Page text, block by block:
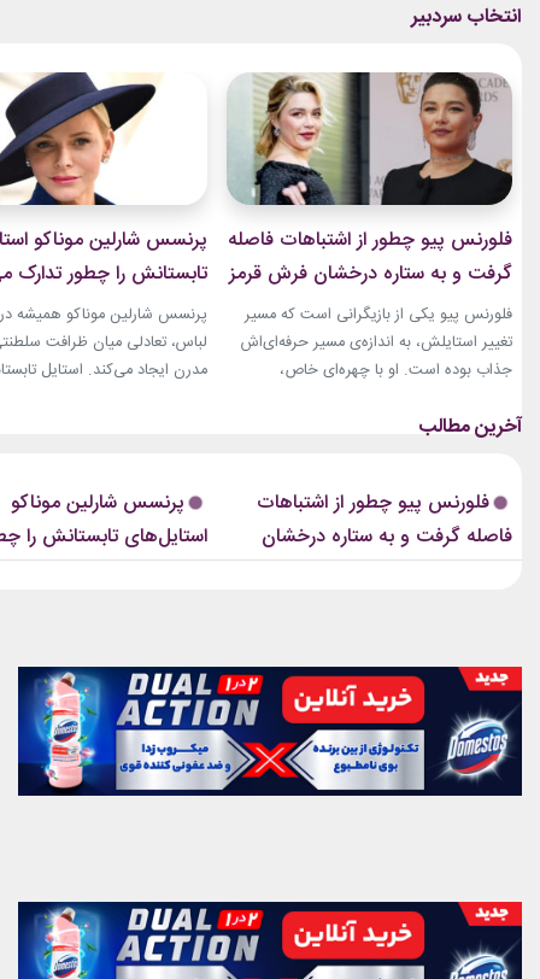
فلورنس پیو چطور از اشتباهات فاصله
گرفت و به ستاره درخشان فرش قرمز
تبدیل شد؟
فلورنس پیو یکی از بازیگرانی است که مسیر
تغییر استایلش، به اندازه‌ی مسیر حرفه‌ای‌اش
جذاب بوده است. او با چهره‌ای خاص،
دنیای سینما دیده شد؛ اما در سال‌های ابتدایی
آپارتمانیجدیدترین کالکشن 2026 دستبند نقره
پاندوراخرید اکسسوری...
پرنسس شارلین موناکو
تابستانش را چطور تدارک
پرنسس شارلین موناکو همیشه
لباس، تعادلی میان ظرافت
مدرن ایجاد می‌کند. استایل
صمیمی‌تر، شارلین نشان داده که
پیراهن‌های...
فلورنس پیو چطور از اشتباهات
فاصله گرفت و به ستاره درخشان
فرش قرمز تبدیل شد؟
پرنسس شارلین موناکو
استایل‌های تابستانش را
می‌بیند؟